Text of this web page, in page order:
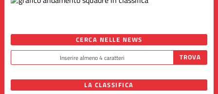
CERCA NELLE NEWS
LA CLASSIFICA